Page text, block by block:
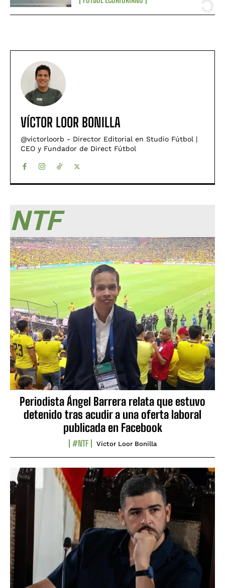
VÍCTOR LOOR BONILLA
@victorloorb - Director Editorial en Studio Fútbol |
CEO y Fundador de Direct Fútbol
NTF
Periodista Ángel Barrera relata que estuvo
detenido tras acudir a una oferta laboral
publicada en Facebook
#NTF Víctor Loor Bonilla